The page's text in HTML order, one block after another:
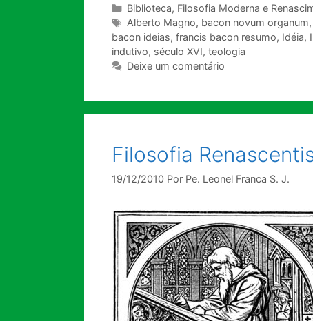
Categorias
Biblioteca, Filosofia Moderna e
Tags
Alberto Magno, bacon novum organum,
bacon ideias, francis bacon resumo, Idéia,
indutivo, século XVI, teologia
Deixe um comentário
Filosofia
19/12/2010 Por Pe. Leonel Franca S. J.